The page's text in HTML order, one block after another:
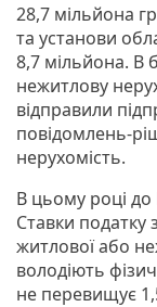
28,7 мільйона
та установи
8,7 мільйона. В
нежитлову
відправили
повідомлень-
нерухомість.
В цьому році до
Ставки податку
житлової або
володіють
не перевищує